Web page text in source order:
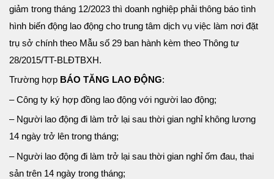
giảm trong tháng 12/2023 thì doanh nghiệp phải thông báo tình
hình biến động lao động cho trung tâm dịch vụ việc làm nơi đặt
trụ sở chính theo Mẫu số 29 ban hành kèm theo Thông tư
28/2015/TT-BLĐTBXH.
Trường hợp BÁO TĂNG LAO ĐỘNG:
– Công ty ký hợp đồng lao động với người lao động;
– Người lao động đi làm trở lại sau thời gian nghỉ không lương
14 ngày trở lên trong tháng;
– Người lao động đi làm trở lại sau thời gian nghỉ ốm đau, thai
sản trên 14 ngày trong tháng;